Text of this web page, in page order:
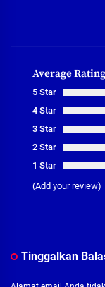
Average Rating
5 Star
4 Star
3 Star
2 Star
1 Star
(Add your review)
Tinggalkan